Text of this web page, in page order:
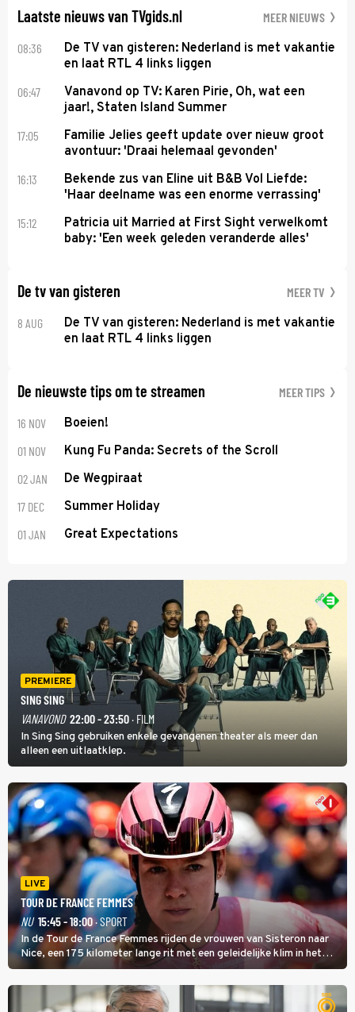
Laatste nieuws van TVgids.nl MEER NIEUWS
08:36
De TV van gisteren: Nederland is met vakantie
en laat RTL 4 links liggen
06:47
Vanavond op TV: Karen Pirie, Oh, wat een
jaar!, Staten Island Summer
17:05
Familie Jelies geeft update over nieuw groot
avontuur: 'Draai helemaal gevonden'
16:13
Bekende zus van Eline uit B&B Vol Liefde:
'Haar deelname was een enorme verrassing'
15:12
Patricia uit Married at First Sight verwelkomt
baby: 'Een week geleden veranderde alles'
De tv van gisteren MEER TV
8 AUG
De TV van gisteren: Nederland is met vakantie
en laat RTL 4 links liggen
De nieuwste tips om te streamen MEER TIPS
16 NOV Boeien!
01 NOV Kung Fu Panda: Secrets of the Scroll
02 JAN De Wegpiraat
17 DEC Summer Holiday
01 JAN Great Expectations
PREMIERE
SING SING
VANAVOND 22:00 - 23:50· FILM
In Sing Sing gebruiken enkele gevangenen theater als meer dan
alleen een uitlaatklep.
LIVE
TOUR DE FRANCE FEMMES
NU 15:45 - 18:00· SPORT
In de Tour de France Femmes rijden de vrouwen van Sisteron naar
Nice, een 175 kilometer lange rit met een geleidelijke klim in het
midden. Dat is mogelijk niet de zwaarste hindernis, dat is de
temperatuur. Het kan in Nice namelijk bloedheet worden.